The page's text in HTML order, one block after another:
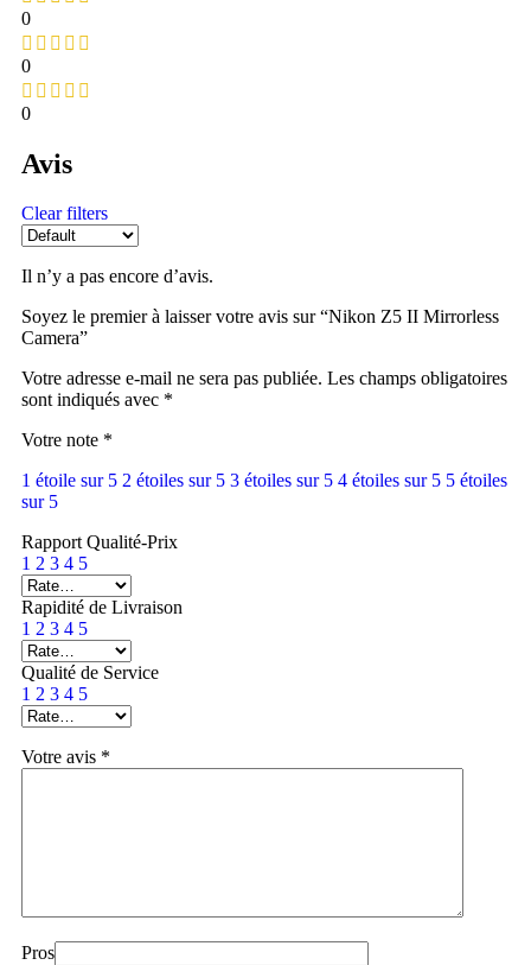
0
0
0
Avis
Clear filters
Il n’y a pas encore d’avis.
Soyez le premier à laisser votre avis sur “Nikon Z5 II Mirrorless
Camera”
Votre adresse e-mail ne sera pas publiée. Les champs obligatoires
sont indiqués avec *
Votre note *
1 étoile sur 5 2 étoiles sur 5 3 étoiles sur 5 4 étoiles sur 5 5 étoiles
sur 5
Rapport Qualité-Prix
1 2 3 4 5
Rapidité de Livraison
1 2 3 4 5
Qualité de Service
1 2 3 4 5
Votre avis *
Pros